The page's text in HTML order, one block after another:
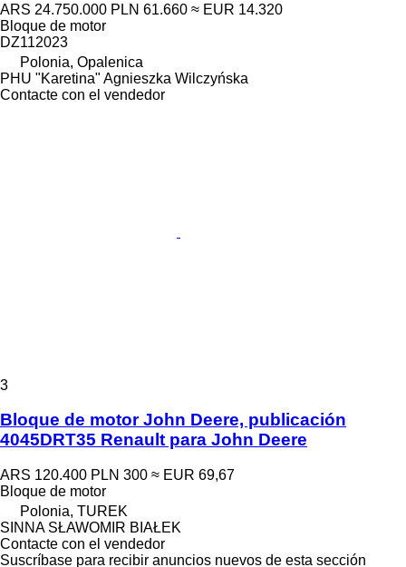
ARS 24.750.000 PLN 61.660 ≈ EUR 14.320
Bloque de motor
DZ112023
Polonia, Opalenica
PHU "Karetina" Agnieszka Wilczyńska
Contacte con el vendedor
3
Bloque de motor John Deere, publicación
4045DRT35 Renault para John Deere
ARS 120.400 PLN 300 ≈ EUR 69,67
Bloque de motor
Polonia, TUREK
SINNA SŁAWOMIR BIAŁEK
Contacte con el vendedor
Suscríbase para recibir anuncios nuevos de esta sección